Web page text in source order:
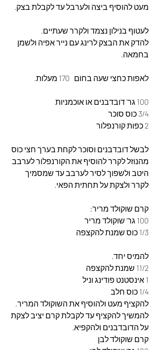
מעט להוסיף ביצה ולערבל עד לקבלת בצק.
לעטוף בנילון נצמד ולקרר שעתיים.
להדק את הבצק לרינג עם נייר אפיה ולשמן
בחמאה.
לאפות כחצי שעה בחום   170 מעלות.
100 גר' דובדבנים או אוכמניות
3/4 כוס סוכר
2 כפות קורנפלור
לבשל דובדבנים וסוכר לקחת בערך חצי כוס
מהנוזל לקרר להוסיף את הקורנפלור לערבב
היטב ולשפוך לסיר לערבב עד שמסמיך
לקרר ולצקת על תחתית הפאי.
קרם שוקולד מריר:
100 גר' שוקולד מריר
1/3 כוס שמנת להקצפה
להמיס יחד.
11/2 שמנת להקצפה
1 אינסטנט פודינג וניל
1/4 כוס חלב
להקציף מעט ולהוסיף את השוקולד המריר,
להמשיך להקציף עד לקבלת קרם יציב לצקת
על הדובדבנים ולהקפיא.
קרם שוקולד לבן